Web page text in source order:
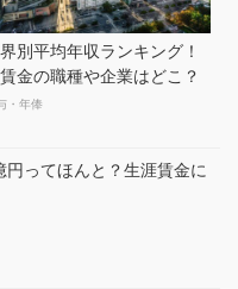
別平均年収ランキング！
金の職種や企業はどこ？
・年俸
ってほんと？生涯賃金に